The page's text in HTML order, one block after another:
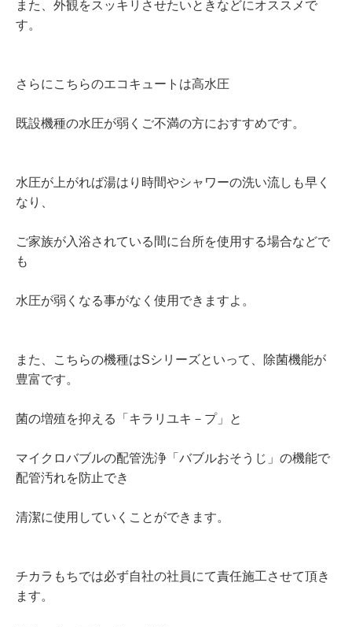
また、外観をスッキリさせたいときなどにオススメで
す。
さらにこちらのエコキュートは高水圧
既設機種の水圧が弱くご不満の方におすすめです。
水圧が上がれば湯はり時間やシャワーの洗い流しも早く
なり、
ご家族が入浴されている間に台所を使用する場合などで
も
水圧が弱くなる事がなく使用できますよ。
また、こちらの機種はSシリーズといって、除菌機能が
豊富です。
菌の増殖を抑える「キラリユキ－プ」と
マイクロバブルの配管洗浄「バブルおそうじ」の機能で
配管汚れを防止でき
清潔に使用していくことができます。
チカラもちでは必ず自社の社員にて責任施工させて頂き
ます。